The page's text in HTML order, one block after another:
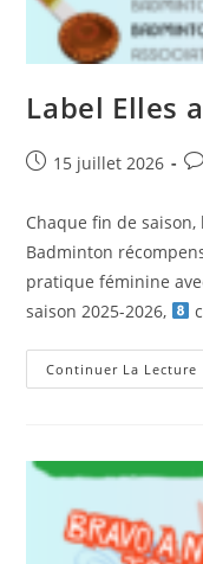
Label Elles
Post15 juillet 2026
Chaque fin de
Badminton
pratique féminine
saison 2025-2026,
Continuer La Lecture